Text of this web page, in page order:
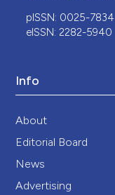
pISSN: 0025-7834
eISSN: 2282-5940
Info
About
Editorial Board
News
Advertising